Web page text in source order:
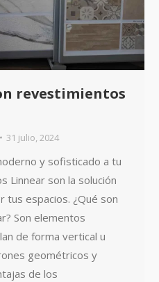
revestimientos
31 julio, 2024
y sofisticado a tu
Linnear son la solución
espacios. ¿Qué son
Son elementos
de forma vertical u
geométricos y
de los